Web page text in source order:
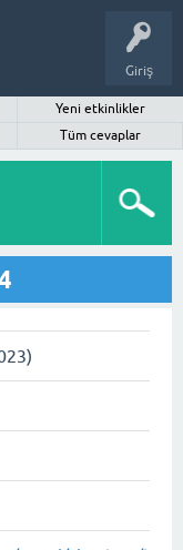
Giriş
Yeni etkinlikler
Tüm cevaplar